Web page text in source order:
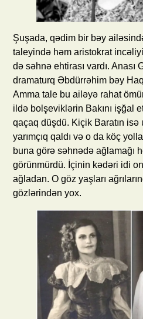
Şuşada, qədim bir bəy
taleyində həm aristokrat
də səhnə ehtirası vardı. Anası
dramaturq Əbdürrəhim bəy
Amma tale bu ailəyə rahat
ildə bolşeviklərin Bakını işğal
qaçaq düşdü. Kiçik Baratın isə
yarımçıq qaldı və o da köç
buna görə səhnədə ağlamağı
görünmürdü. İçinin kədəri idi
ağladan. O göz yaşları
gözlərindən yox.